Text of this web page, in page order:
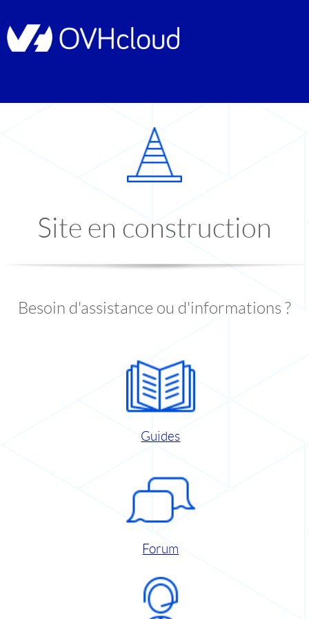
Site en construction
Besoin d'assistance ou d'informations ?
Guides
Forum